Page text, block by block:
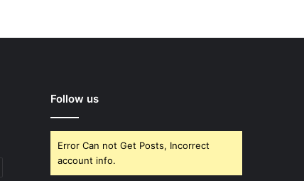
Follow us
Error Can not Get Posts, Incorrect
account info.